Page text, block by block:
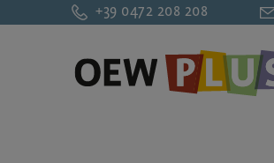
+39 0472 208 208